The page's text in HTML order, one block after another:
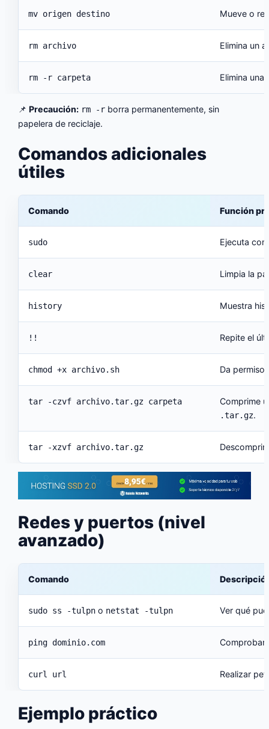
mv origen destino Mueve o
rm archivo Elimina un
rm -r carpeta Elimina
📌Precaución: rm -r borra permanentemente, sin
papelera de reciclaje.
Comandos adicionales
útiles
Comando Función
sudo Ejecuta
clear Limpia la
history Muestra
!! Repite el
chmod +x archivo.sh Da
tar -czvf archivo.tar.gz carpeta Comprime
.tar.gz.
tar -xzvf archivo.tar.gz
Redes y puertos (nivel
avanzado)
Comando
sudo ss -tulpn o netstat -tulpn Ver qué
ping dominio.com Comprobar
curl url Realizar
Ejemplo práctico